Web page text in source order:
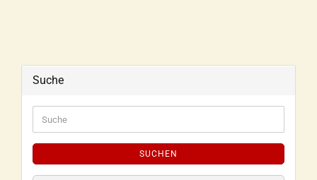
Suche
SUCHEN